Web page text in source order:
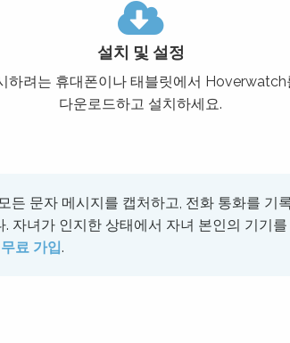
설치 및 설정
하려는 휴대폰이나 태블릿에서 Hoverwatch
다운로드하고 설치하세요.
든 문자 메시지를 캡처하고, 전화 통화를 기
자녀가 인지한 상태에서 자녀 본인의 기기
무료 가입.